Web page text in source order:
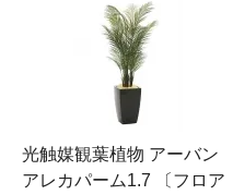
光触媒観葉植物 アーバン
アレカパーム1.7 〔フロア